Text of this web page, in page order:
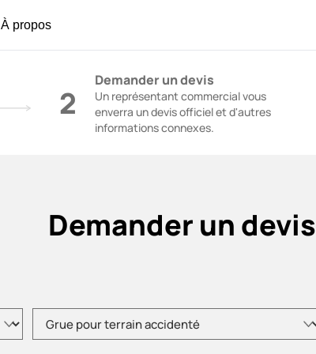
À propos
2
Demander un devis
Un représentant commercial vous
enverra un devis officiel et d'autres
informations connexes.
Demander un devis